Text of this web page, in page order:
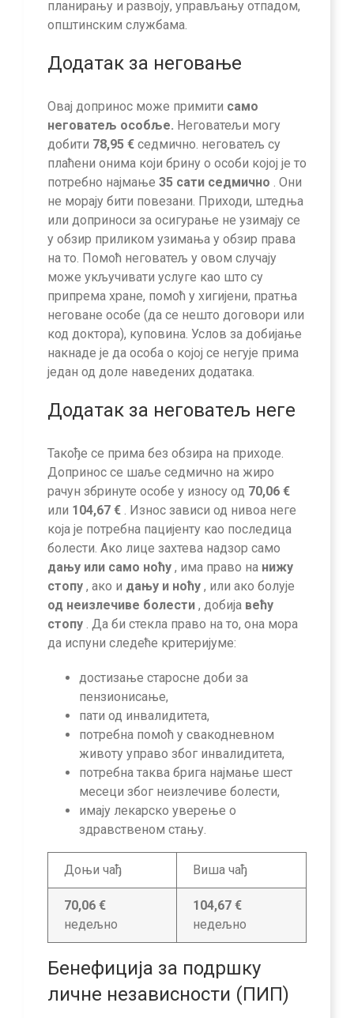
планирању и развоју, управљању отпадом,
општинским службама.
Додатак за неговање
Овај допринос може примити само
неговатељ особље. Неговатељи могу
добити 78,95 € седмично. неговатељ су
плаћени онима који брину о особи којој је то
потребно најмање 35 сати седмично . Они
не морају бити повезани. Приходи, штедња
или доприноси за осигурање не узимају се
у обзир приликом узимања у обзир права
на то. Помоћ неговатељ у овом случају
може укључивати услуге као што су
припрема хране, помоћ у хигијени, пратња
неговане особе (да се нешто договори или
код доктора), куповина. Услов за добијање
накнаде је да особа о којој се негује прима
један од доле наведених додатака.
Додатак за неговатељ неге
Такође се прима без обзира на приходе.
Допринос се шаље седмично на жиро
рачун збринуте особе у износу од 70,06 €
или 104,67 € . Износ зависи од нивоа неге
која је потребна пацијенту као последица
болести. Ако лице захтева надзор само
дању или само ноћу , има право на нижу
стопу , ако и дању и ноћу , или ако болује
од неизлечиве болести , добија већу
стопу . Да би стекла право на то, она мора
да испуни следеће критеријуме:
достизање старосне доби за
пензионисање,
пати од инвалидитета,
потребна помоћ у свакодневном
животу управо због инвалидитета,
потребна таква брига најмање шест
месеци због неизлечиве болести,
имају лекарско уверење о
здравственом стању.
Доњи чађ Виша чађ
70,06 €
недељно
104,67 €
недељно
Бенефиција за подршку
личне независности (ПИП)